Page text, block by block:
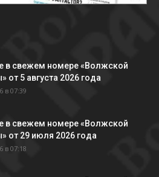
в свежем номере «Волжской
от 5 августа 2026 года
в 07:39
в свежем номере «Волжской
от 29 июля 2026 года
в 07:18